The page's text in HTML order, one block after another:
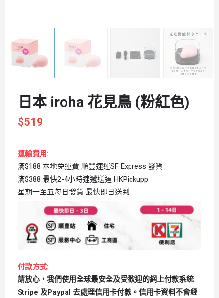
日本 iroha 花見鳥 (粉紅色)
$519
運輸費用:
滿$188 本地免運費 順豐速運SF Express 發貨
滿$388 最快2-4小時速遞送達 HKPickupp
星期一至五每日發貨 最快即日送到
付款方式:
請放心，我們使用全球最安全及受歡迎的網上付款系統
Stripe 及Paypal 去處理信用卡付款。信用卡資料不會經